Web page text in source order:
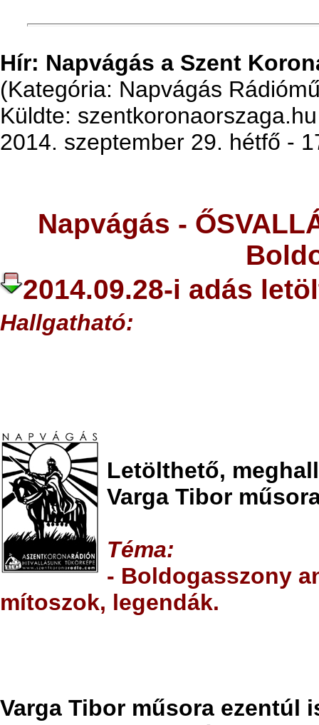
Hír: Napvágás a Szent
(Kategória: Napvágás
Küldte: szentkoronaorszaga.hu
2014. szeptember 29. hétfő -
Napvágás -
2014.09.28-i adás
Hallgatható:
Letölthető,
Varga Tibor
Téma:
- Boldogasszony
mítoszok, legendák.
Varga Tibor műsora ezentúl